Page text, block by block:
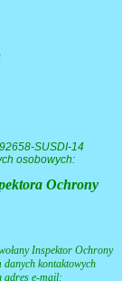
SUSDI-14
osobowych:
Ochrony
Inspektor Ochrony
kontaktowych
adres e-mail: